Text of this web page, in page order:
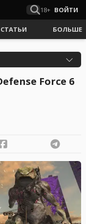
18+ ВОЙТИ
СТАТЬИ БОЛЬШЕ
Force 6